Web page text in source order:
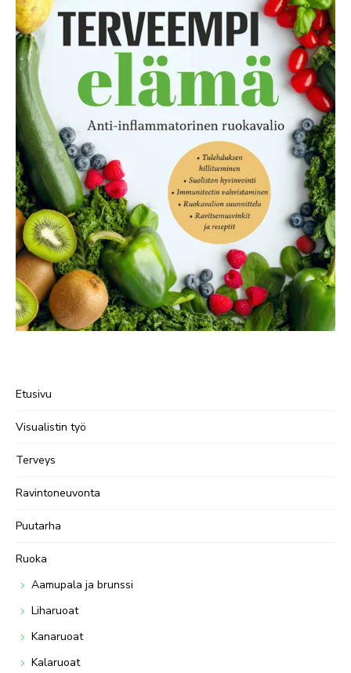
Etusivu
Visualistin työ
Terveys
Ravintoneuvonta
Puutarha
Ruoka
Aamupala ja brunssi
Liharuoat
Kanaruoat
Kalaruoat